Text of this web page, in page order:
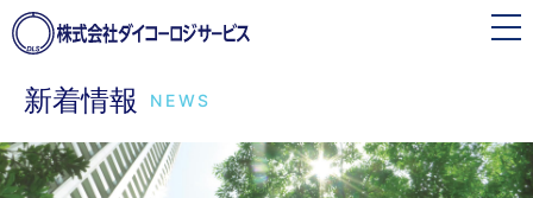
toggle
navigation
新着情報 NEWS